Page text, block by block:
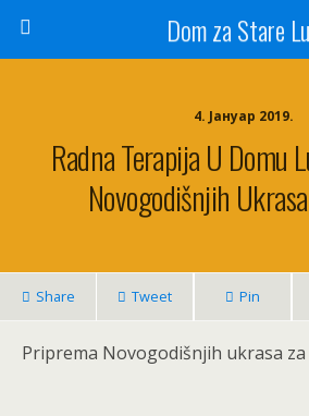
Dom za Stare
4. Јануар 2019.
Radna Terapija U Domu
Novogodišnjih
Share Tweet Pin
Priprema Novogodišnjih ukrasa za